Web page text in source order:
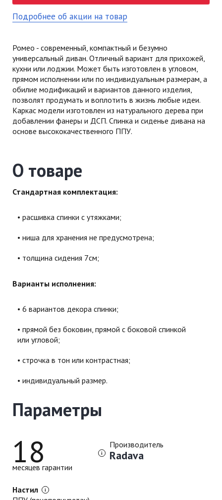
Подробнее об акции на товар
Ромео - современный, компактный и безумно
универсальный диван. Отличный вариант для прихожей,
кухни или лоджии. Может быть изготовлен в угловом,
прямом исполнении или по индивидуальным размерам, а
обилие модификаций и вариантов данного изделия,
позволят продумать и воплотить в жизнь любые идеи.
Каркас модели изготовлен из натурального дерева при
добавлении фанеры и ДСП. Спинка и сиденье дивана на
основе высококачественного ППУ.
О товаре
Стандартная комплектация:
расшивка спинки с утяжками;
ниша для хранения не предусмотрена;
толщина сидения 7см;
Варианты исполнения:
6 вариантов декора спинки;
прямой без боковин, прямой с боковой спинкой
или угловой;
строчка в тон или контрастная;
индивидуальный размер.
Параметры
Настил
Производитель
Radava
18
месяцев гарантии